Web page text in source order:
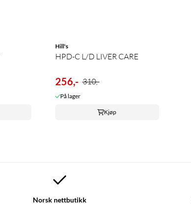
Hill's
HPD-C L/D LIVER CARE
256,- 310,-
På lager
Kjøp
Norsk nettbutikk